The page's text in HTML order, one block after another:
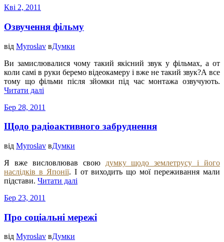
Кві 2, 2011
Озвучення фільму
від Myroslav вДумки
Ви замислювалися чому такий якісний звук у фільмах, а от
коли самі в руки беремо відеокамеру і вже не такий звук?А все
тому що фільми після зйомки під час монтажа озвучують.
Читати далі
Бер 28, 2011
Щодо радіоактивного забруднення
від Myroslav вДумки
Я вже висловлював свою думку щодо землетрусу і його
наслідків в Японії. І от виходить що мої переживання мали
підстави. Читати далі
Бер 23, 2011
Про соціальні мережі
від Myroslav вДумки